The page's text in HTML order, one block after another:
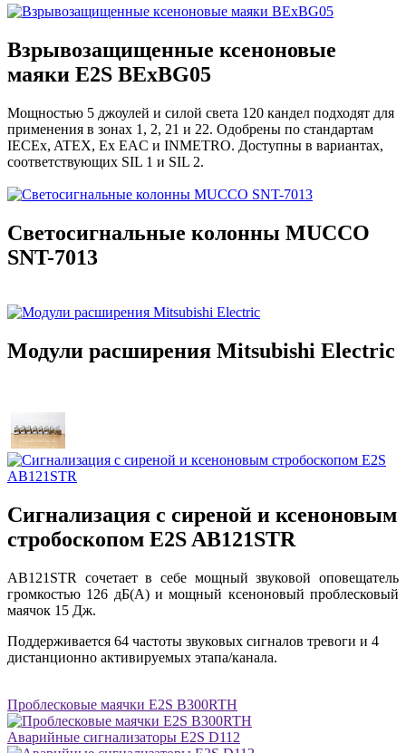
Взрывозащищенные ксеноновые
маяки E2S BExBG05
Мощностью 5 джоулей и силой света 120 кандел подходят для
применения в зонах 1, 2, 21 и 22. Одобрены по стандартам
IECEx, ATEX, Ex EAC и INMETRO. Доступны в вариантах,
соответствующих SIL 1 и SIL 2.
Светосигнальные колонны MUCCO
SNT-7013
Модули расширения Mitsubishi Electric
Сигнализация с сиреной и ксеноновым
стробоскопом E2S AB121STR
AB121STR сочетает в себе мощный звуковой оповещатель
громкостью 126 дБ(A) и мощный ксеноновый проблесковый
маячок 15 Дж.
Поддерживается 64 частоты звуковых сигналов тревоги и 4
дистанционно активируемых этапа/канала.
Проблесковые маячки E2S B300RTH
Аварийные сигнализаторы E2S D112